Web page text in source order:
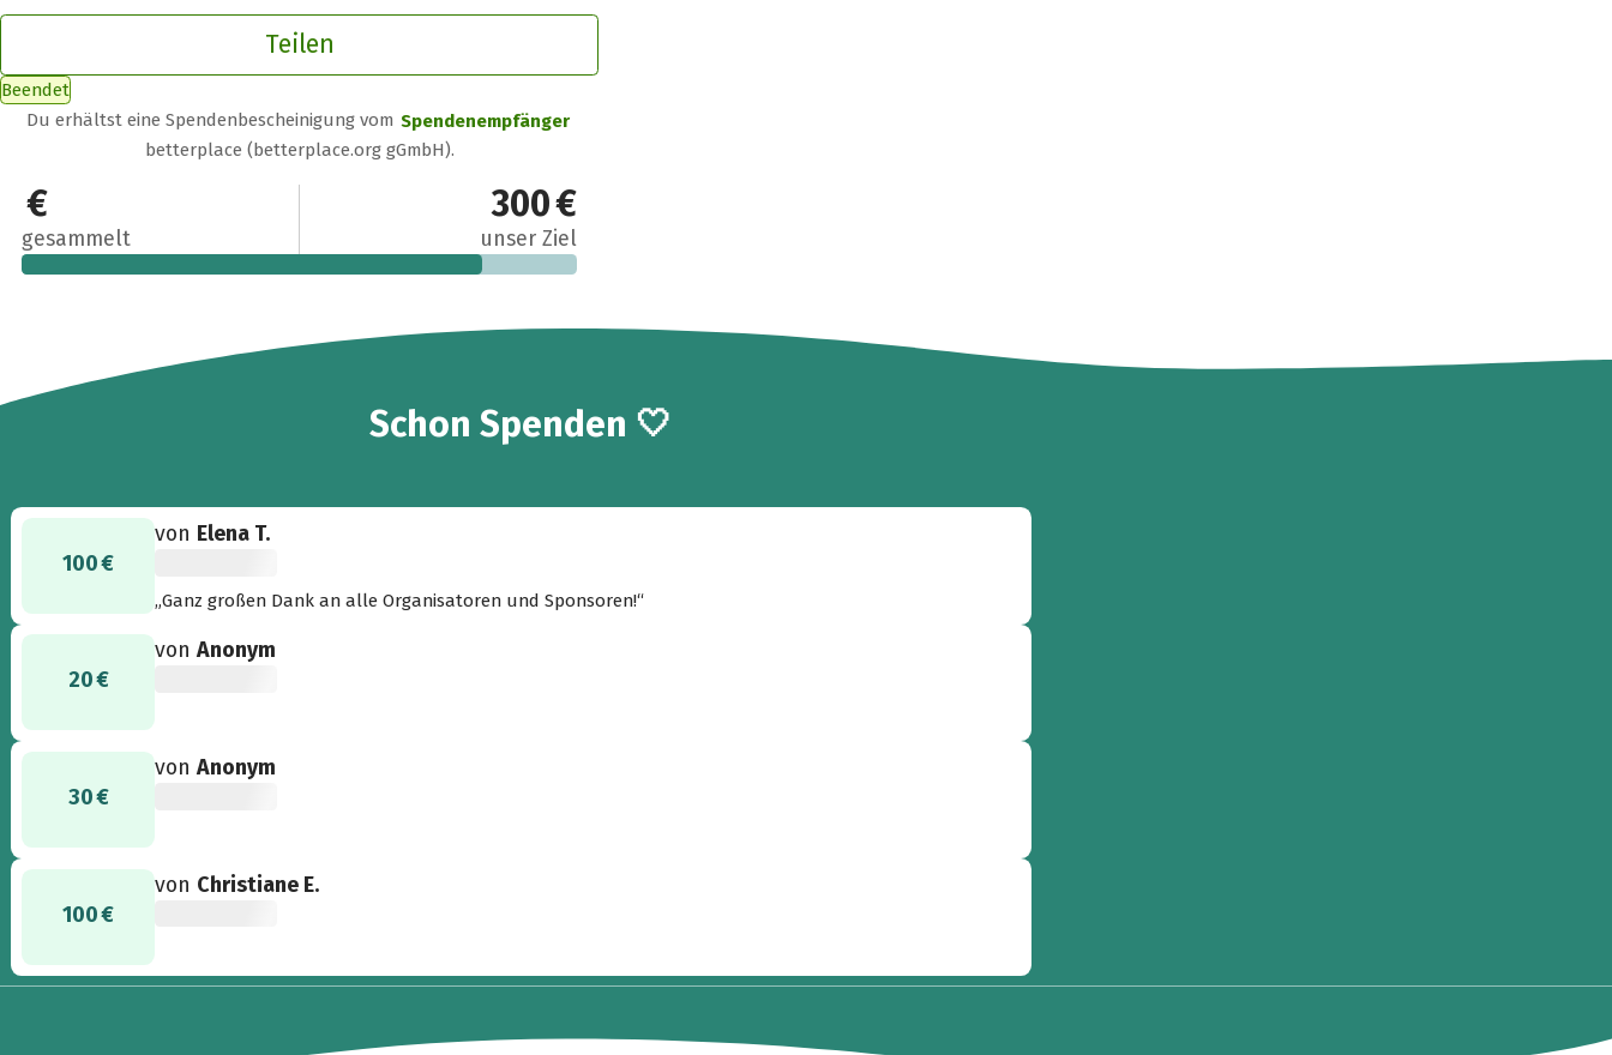
Teilen
Beendet
Du erhältst eine Spendenbescheinigung vom Spendenempfänger
betterplace (betterplace.org gGmbH).
250 €
gesammelt
300 €
unser Ziel
Schon4
Spenden 🤍
100 €
von Elena T.
„Ganz großen Dank an alle Organisatoren und Sponsoren!“
20 €
vonAnonym
30 €
vonAnonym
100 €
von Christiane E.